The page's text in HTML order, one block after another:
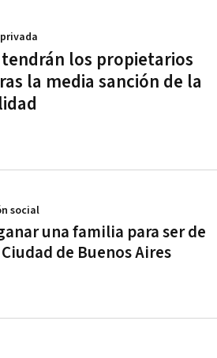
los propietarios
la media sanción de la
una familia para ser de
de Buenos Aires
social